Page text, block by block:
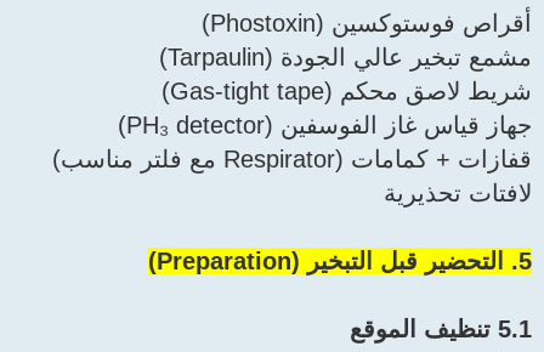
أقراص فوستوكسين (Phostoxin)
مشمع تبخير عالي الجودة (Tarpaulin)
شريط لاصق محكم (Gas-tight tape)
جهاز قياس غاز الفوسفين (PH₃ detector)
قفازات + كمامات (Respirator مع فلتر مناسب)
لافتات تحذيرية
5. التحضير قبل التبخير (Preparation)
5.1 تنظيف الموقع